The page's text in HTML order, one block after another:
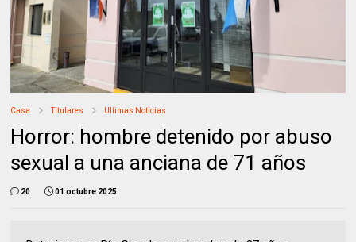
Casa Titulares Ultimas Noticias
Horror: hombre detenido por abuso
sexual a una anciana de 71 años
20 01 octubre 2025